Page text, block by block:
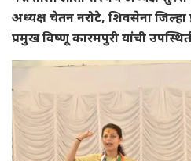
अध्यक्ष चेतन नरोटे, शिवसेना
प्रमुख विष्णू कारमपुरी यांची